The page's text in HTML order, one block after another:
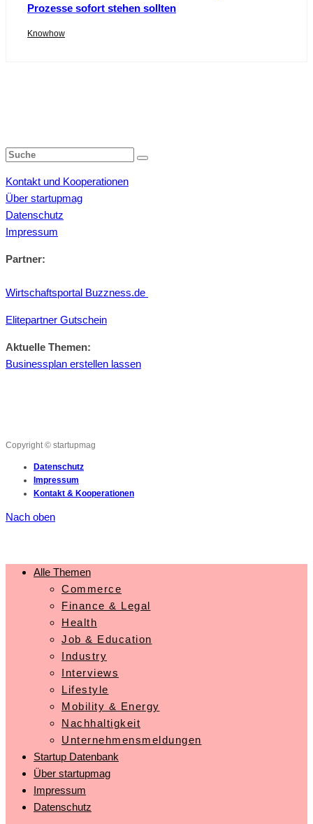
Prozesse sofort stehen sollten
Knowhow
Kontakt und Kooperationen
Über startupmag
Datenschutz
Impressum
Partner:
Wirtschaftsportal Buzzness.de
Elitepartner Gutschein
Aktuelle Themen:
Businessplan erstellen lassen
Copyright © startupmag
Datenschutz
Impressum
Kontakt & Kooperationen
Nach oben
Alle Themen
Commerce
Finance & Legal
Health
Job & Education
Industry
Interviews
Lifestyle
Mobility & Energy
Nachhaltigkeit
Unternehmensmeldungen
Startup Datenbank
Über startupmag
Impressum
Datenschutz